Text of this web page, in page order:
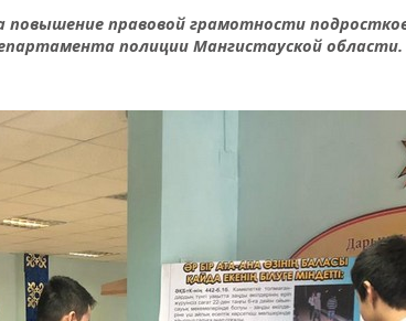
повышение правовой грамотности
полиции Мангистауской области.